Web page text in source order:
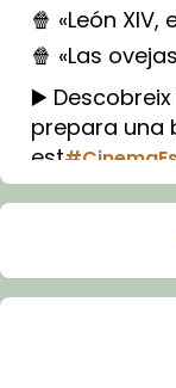
🍿 «León
🍿 «Las
▶️
prepara una
est
Imatge: